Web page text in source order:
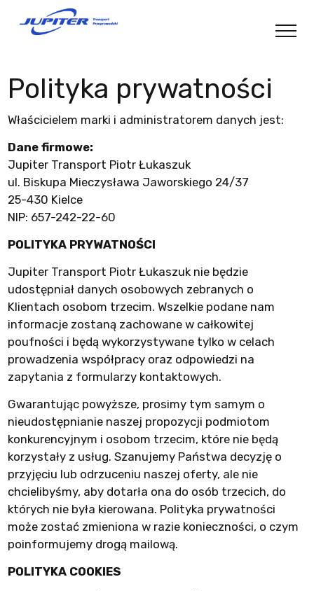
Polityka prywatności
Właścicielem marki i administratorem danych jest:
Dane firmowe:
Jupiter Transport Piotr Łukaszuk
ul. Biskupa Mieczysława Jaworskiego 24/37
25-430 Kielce
NIP: 657-242-22-60
POLITYKA PRYWATNOŚCI
Jupiter Transport Piotr Łukaszuk nie będzie
udostępniał danych osobowych zebranych o
Klientach osobom trzecim. Wszelkie podane nam
informacje zostaną zachowane w całkowitej
poufności i będą wykorzystywane tylko w celach
prowadzenia współpracy oraz odpowiedzi na
zapytania z formularzy kontaktowych.
Gwarantując powyższe, prosimy tym samym o
nieudostępnianie naszej propozycji podmiotom
konkurencyjnym i osobom trzecim, które nie będą
korzystały z usług. Szanujemy Państwa decyzję o
przyjęciu lub odrzuceniu naszej oferty, ale nie
chcielibyśmy, aby dotarła ona do osób trzecich, do
których nie była kierowana. Polityka prywatności
może zostać zmieniona w razie konieczności, o czym
poinformujemy drogą mailową.
POLITYKA COOKIES